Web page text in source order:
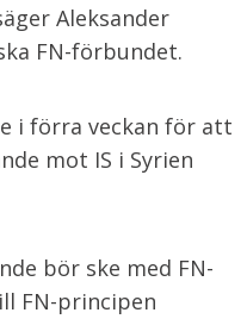
Aleksander
FN-förbundet.
i förra veckan för att
mot IS i Syrien
bör ske med FN-
FN-principen